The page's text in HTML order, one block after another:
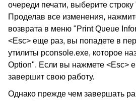
очереди печати, выберите
Проделав все изменения,
возврата в меню "Print Queue
<Esc> еще раз, вы попадете в
утилиты pconsole.exe, которое
Option". Если вы нажмете <Esc>
завершит свою работу.
Однако прежде чем завершать